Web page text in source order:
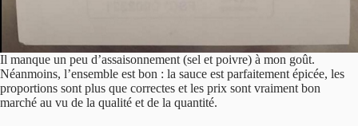
Il manque un peu d’assaisonnement (sel et poivre) à mon goût.
Néanmoins, l’ensemble est bon : la sauce est parfaitement épicée, les
proportions sont plus que correctes et les prix sont vraiment bon
marché au vu de la qualité et de la quantité.